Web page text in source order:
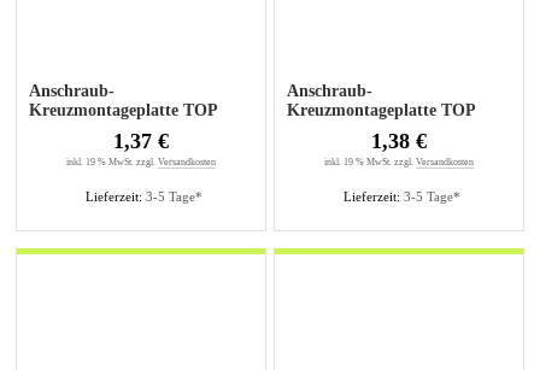
Anschraub-
Kreuzmontageplatte TOP
Lieferzeit: 3-5 Tage*
1,37 €
inkl. 19 % MwSt. zzgl. Versandkosten
Anschraub-
Kreuzmontageplatte TOP
Lieferzeit: 3-5 Tage*
1,38 €
inkl. 19 % MwSt. zzgl. Versandkosten